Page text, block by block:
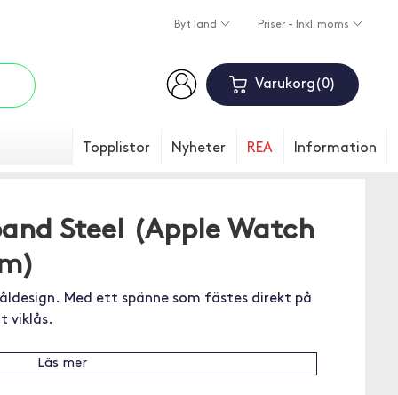
Byt land Priser - Inkl. moms
Varukorg 0
Topplistor Nyheter REA Information
Steel (Apple Watch
Med ett spänne som fästes direkt på
viklås.
Läs mer